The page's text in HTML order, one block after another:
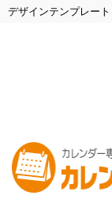
デザインテンプレー